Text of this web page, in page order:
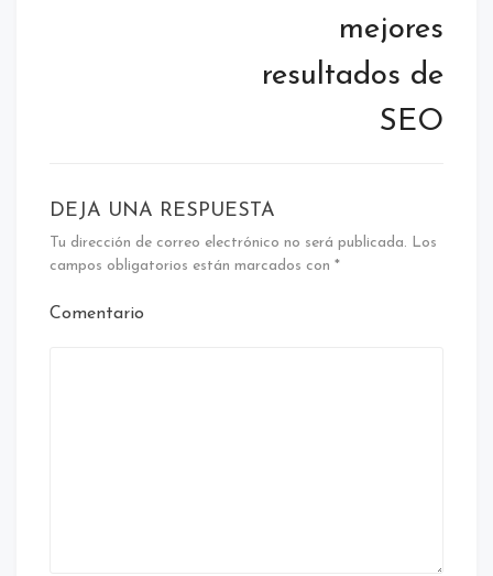
mejores
resultados de
SEO
DEJA UNA RESPUESTA
Tu dirección de correo electrónico no será publicada. Los
campos obligatorios están marcados con *
Comentario